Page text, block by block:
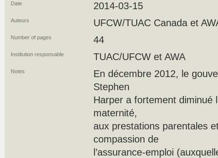
Date 2014-03-15
Auteurs UFCW/TUAC Canada et
Number of pages 44
Institution responsable TUAC/UFCW et AWA
Notes
En décembre 2012, le
Stephen
Harper a fortement diminué
maternité,
aux prestations parentales
compassion de
l’assurance-emploi